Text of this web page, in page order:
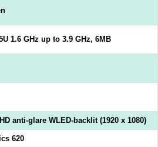
1.6 GHz up to 3.9 GHz, 6MB
anti-glare WLED-backlit (1920 x 1080)
620